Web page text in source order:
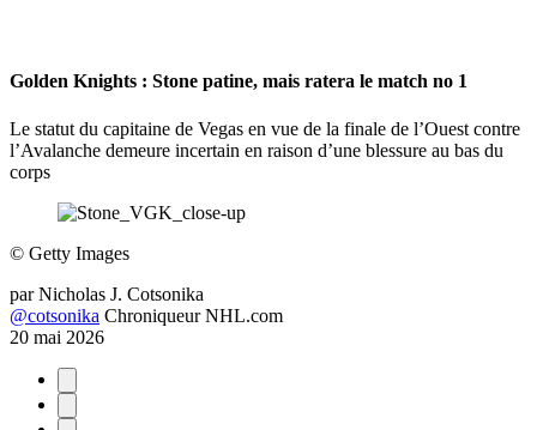
Golden Knights : Stone patine, mais ratera le match no 1
Le statut du capitaine de Vegas en vue de la finale de l’Ouest contre
l’Avalanche demeure incertain en raison d’une blessure au bas du
corps
© Getty Images
par Nicholas J. Cotsonika
@cotsonika Chroniqueur NHL.com
20 mai 2026